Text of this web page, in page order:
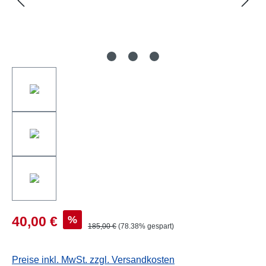
40,00 € %
185,00 € (78.38% gespart)
Preise inkl. MwSt. zzgl. Versandkosten